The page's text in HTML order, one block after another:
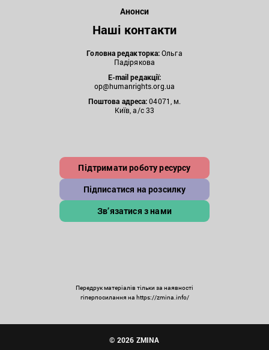
Анонси
Наші контакти
Головна редакторка:Ольга
Падірякова
E-mail редакції:
op@humanrights.org.ua
Поштова адреса:04071, м.
Київ, а/с 33
Підтримати роботу ресурсу
Підписатися на розсилку
Зв’язатися з нами
Передрук матеріалів тільки за наявності
гіперпосилання на https://zmina.info/
© 2026 ZMINA